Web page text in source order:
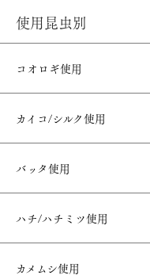
使用昆虫別
コオロギ使用
カイコ/シルク使用
バッタ使用
ハチ/ハチミツ使用
カメムシ使用